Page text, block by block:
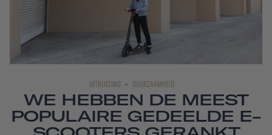
UITRUSTING DUURZAAMHEID
WE HEBBEN DE MEEST
POPULAIRE GEDEELDE E-